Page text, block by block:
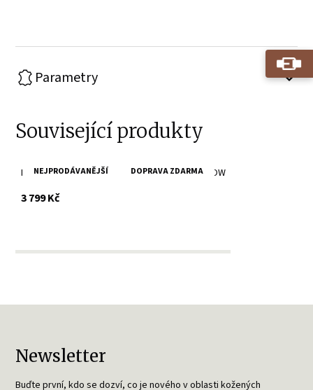
Parametry
Související produkty
NEJPRODÁVANĚJŠÍ DOPRAVA ZDARMA
Brandy velká kožená kabelka SPIKES & SPARROW
3 799 Kčs DPH
Newsletter
Buďte první, kdo se dozví, co je nového v oblasti kožených